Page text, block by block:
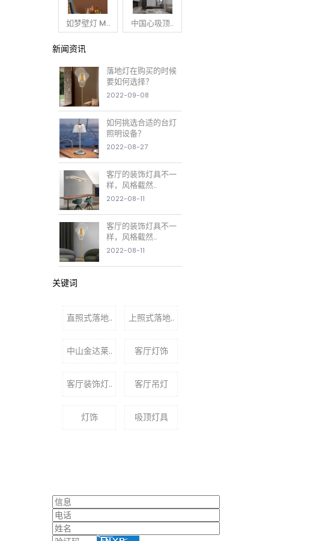
如梦壁灯 M.. 中国心吸顶..
新闻资讯
落地灯在购买的时候
要如何选择？
2022-09-08
如何挑选合适的台灯
照明设备？
2022-08-27
客厅的装饰灯具不一
样，风格截然..
2022-08-11
客厅的装饰灯具不一
样，风格截然..
2022-08-11
关键词
直照式落地.. 上照式落地..
中山金达莱.. 客厅灯饰
客厅装饰灯.. 客厅吊灯
灯饰 吸顶灯具